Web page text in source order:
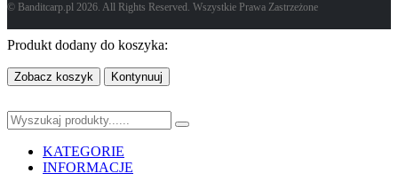
© Banditcarp.pl 2026. All Rights Reserved. Wszystkie Prawa Zastrzeżone
Produkt dodany do koszyka:
Zobacz koszyk Kontynuuj
KATEGORIE
INFORMACJE